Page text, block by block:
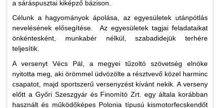
a sáráspusztai kiképző bázison.
Célunk a hagyományok ápolása, az egyesületek utánpótlás
nevelésének elősegítése. Az egyesületek tagjai feladataikat
önkéntesként, munkabér nélkül, szabadidejük terhére
teljesítik.
A versenyt Vécs Pál, a megyei tűzoltó szövetség elnöke
nyitotta meg, aki örömmel üdvözölte a résztvevő közel harminc
csapatot, majd sportszerű versenyzést kívánt nekik. A verseny
előtt a Győri Szeszgyár és Finomító Zrt. egy általa korábban
használt és működőképes Polonia típusú kismotorfecskendőt